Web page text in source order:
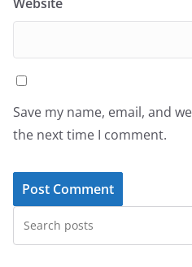
Save my name, email, and
the next time I comment.